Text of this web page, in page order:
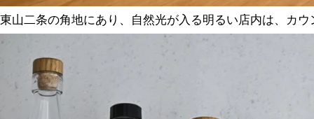
東山二条の角地にあり、自然光が入る明るい店内は、カ